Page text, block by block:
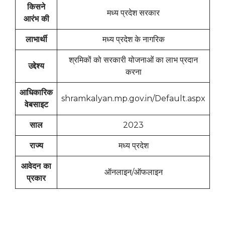
किसने
आरंभ की
मध्य प्रदेश सरकार
लाभार्थी मध्य प्रदेश के नागरिक
उद्देश्य
श्रमिकों को सरकारी योजनाओं का लाभ प्रदान
करना
आधिकारिक
वेबसाइट
shramkalyan.mp.gov.in/Default.aspx
साल 2023
राज्य मध्य प्रदेश
आवेदन का
प्रकार
ऑनलाइन/ऑफलाइन